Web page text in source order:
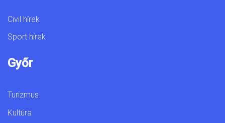
Civil hírek
Sport hírek
Győr
Turizmus
Kultúra